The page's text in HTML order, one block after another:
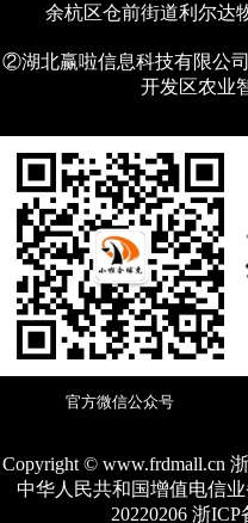
余杭区仓前街道利尔达
②湖北赢啦信息科技有限公
开发区农业
官方微信公众号
Copyright © www.frdmall.cn
中华人民共和国增值电信业
20220206 浙ICP